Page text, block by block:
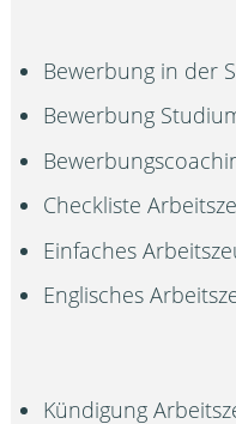
Bewerbung in der
Bewerbung
Checkliste
Einfaches
Englisches
Kündigung